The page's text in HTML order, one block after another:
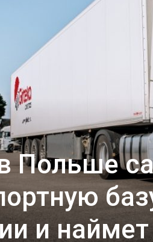
Польше
и